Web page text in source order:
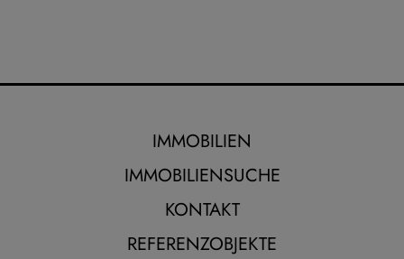
IMMOBILIEN
IMMOBILIENSUCHE
KONTAKT
REFERENZOBJEKTE